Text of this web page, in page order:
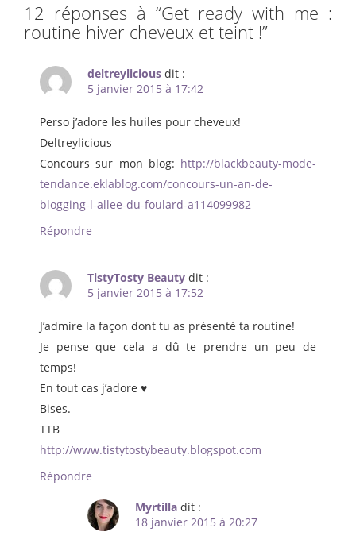
12 réponses à “Get ready with me :
routine hiver cheveux et teint !”
deltreylicious dit :
5 janvier 2015 à 17:42
Perso j’adore les huiles pour cheveux!
Deltreylicious
Concours sur mon blog: http://blackbeauty-mode-
tendance.eklablog.com/concours-un-an-de-
blogging-l-allee-du-foulard-a114099982
Répondre
TistyTosty Beauty dit :
5 janvier 2015 à 17:52
J’admire la façon dont tu as présenté ta routine!
Je pense que cela a dû te prendre un peu de
temps!
En tout cas j’adore ♥
Bises.
TTB
http://www.tistytostybeauty.blogspot.com
Répondre
Myrtilla dit :
18 janvier 2015 à 20:27